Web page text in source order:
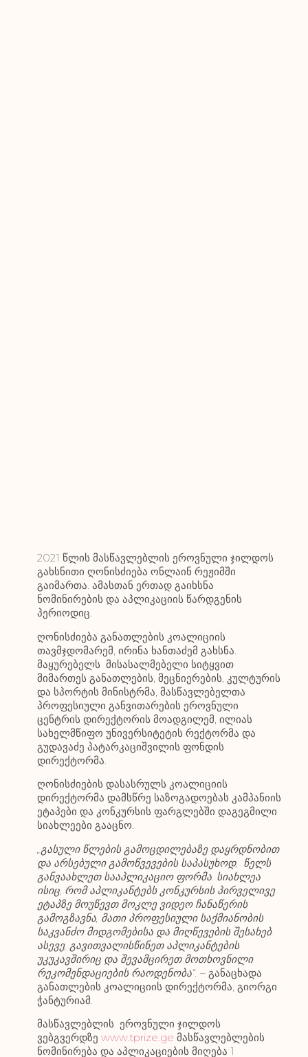
2021 წლის მასწავლებლის ეროვნული ჯილდოს
გახსნითი ღონისძიება ონლაინ რეჟიმში
გაიმართა. ამასთან ერთად გაიხსნა
ნომინირების და აპლიკაციის წარდგენის
პერიოდიც.
ღონისძიება განათლების კოალიციის
თავმჯდომარემ, ირინა ხანთაძემ გახსნა.
მაყურებელს მისასალმებელი სიტყვით
მიმართეს განათლების, მეცნიერების, კულტურის
და სპორტის მინისტრმა, მასწავლებელთა
პროფესიული განვითარების ეროვნული
ცენტრის დირექტორის მოადგილემ, ილიას
სახელმწიფო უნივერსიტეტის რექტორმა და
გუდავაძე პატარკაციშვილის ფონდის
დირექტორმა.
ღონისძიების დასასრულს კოალიციის
დირექტორმა დამსწრე საზოგადოებას კამპანიის
ეტაპები და კონკურსის ფარგლებში დაგეგმილი
სიახლეები გააცნო.
„გასული წლების გამოცდილებაზე დაყრდნობით
და არსებული გამოწვევების საპასუხოდ, წელს
განვაახლეთ სააპლიკაციო ფორმა. სიახლეა
ისიც, რომ აპლიკანტებს კონკურსის პირველივე
ეტაპზე მოუწევთ მოკლე ვიდეო ჩანაწერის
გამოგზავნა, მათი პროფესიული საქმიანობის
საკვანძო მიდგომებისა და მიღწევების შესახებ.
ასევე, გავითვალისწინეთ აპლიკანტების
უკუკავშირიც და შევამცირეთ მოთხოვნილი
რეკომენდაციების რაოდენობა“. – განაცხადა
განათლების კოალიციის დირექტორმა, გიორგი
ჭანტურიამ.
მასწავლებლის ეროვნული ჯილდოს
ვებგვერდზე www.tprize.ge მასწავლებლების
ნომინირება და აპლიკაციების მიღება 1